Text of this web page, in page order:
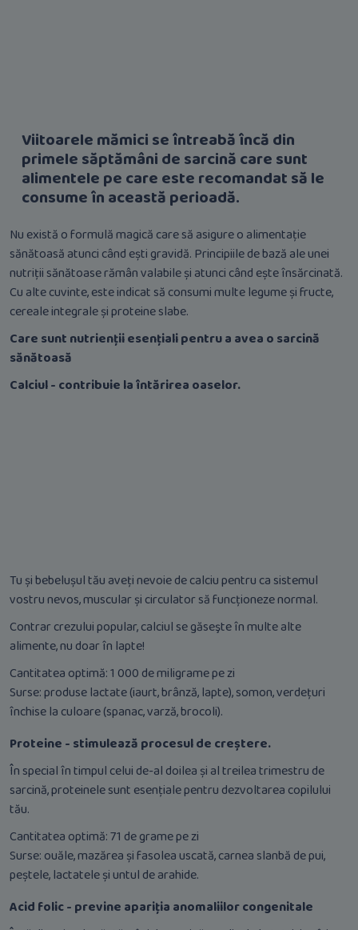
Viitoarele mămici se întreabă încă din
primele săptămâni de sarcină care sunt
alimentele pe care este recomandat să le
consume în această perioadă.
Nu există o formulă magică care să asigure o alimentație
sănătoasă atunci când ești gravidă. Principiile de bază ale unei
nutriții sănătoase rămân valabile și atunci când ește însărcinată.
Cu alte cuvinte, este indicat să consumi multe legume și fructe,
cereale integrale și proteine slabe.
Care sunt nutrienții esențiali pentru a avea o sarcină
sănătoasă
Calciul - contribuie la întărirea oaselor.
Tu și bebelușul tău aveți nevoie de calciu pentru ca sistemul
vostru nevos, muscular și circulator să funcționeze normal.
Contrar crezului popular, calciul se găseşte în multe alte
alimente, nu doar în lapte!
Cantitatea optimă: 1 000 de miligrame pe zi
Surse: produse lactate (iaurt, brânză, lapte), somon, verdețuri
închise la culoare (spanac, varză, brocoli).
Proteine - stimulează procesul de creștere.
În special în timpul celui de-al doilea și al treilea trimestru de
sarcină, proteinele sunt esențiale pentru dezvoltarea copilului
tău.
Cantitatea optimă: 71 de grame pe zi
Surse: ouăle, mazărea și fasolea uscată, carnea slanbă de pui,
peștele, lactatele și untul de arahide.
Acid folic - previne apariția anomaliilor congenitale